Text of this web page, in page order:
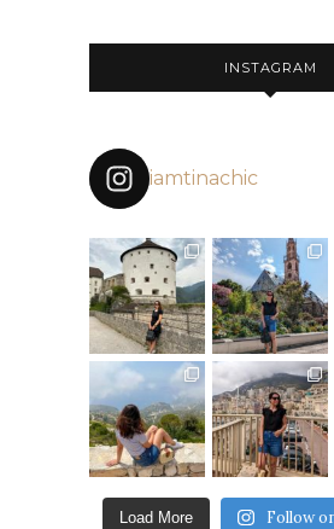
INSTAGRAM
iamtinachic
Load More Follow